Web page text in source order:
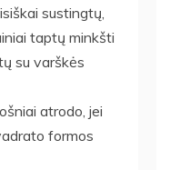
sustingtų,
taptų minkšti
su varškės
atrodo, jei
formos